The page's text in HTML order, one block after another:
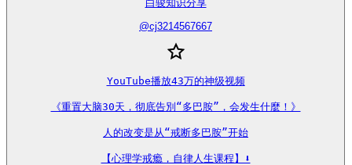
白骏知识分享
@cj3214567667
YouTube播放43万的神级视频
《重置大脑30天，彻底告別“多巴胺”，会发生什麼！》
人的改变是从“戒断多巴胺”开始
【心理学戒瘾，自律人生课程】⬇️